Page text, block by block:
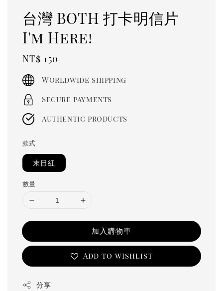
台灣 BOTH 打卡明信片
I'm Here!
Regular
price
NT$ 150
Worldwide shipping
Secure payments
Authentic products
款式
末日紅
數量
加入購物車
Add to wishlist
分享